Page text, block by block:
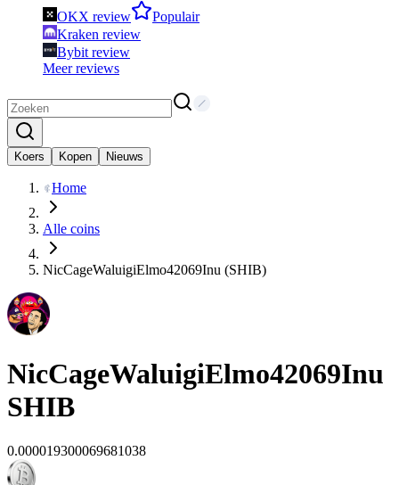
OKX review
Populair
Kraken review
Bybit review
Meer reviews
Koers Kopen Nieuws
Home
Alle coins
NicCageWaluigiElmo42069Inu (SHIB)
NicCageWaluigiElmo42069Inu
SHIB
0.000019300069681038